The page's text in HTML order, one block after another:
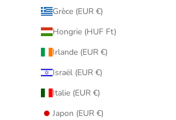
Grèce (EUR €)
Hongrie (HUF Ft)
Irlande (EUR €)
Israël (EUR €)
Italie (EUR €)
Japon (EUR €)